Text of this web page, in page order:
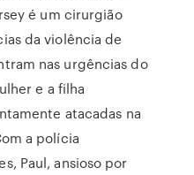
é um cirurgião
da violência de
nas urgências do
e a filha
atacadas na
a polícia
Paul, ansioso por